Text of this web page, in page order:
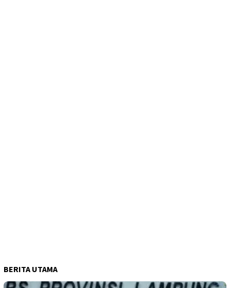
BERITA UTAMA